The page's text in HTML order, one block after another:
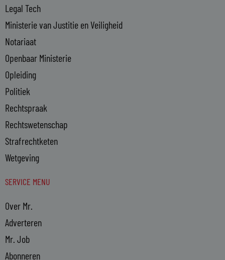
Legal Tech
Ministerie van Justitie en Veiligheid
Notariaat
Openbaar Ministerie
Opleiding
Politiek
Rechtspraak
Rechtswetenschap
Strafrechtketen
Wetgeving
SERVICE MENU
Over Mr.
Adverteren
Mr. Job
Abonneren